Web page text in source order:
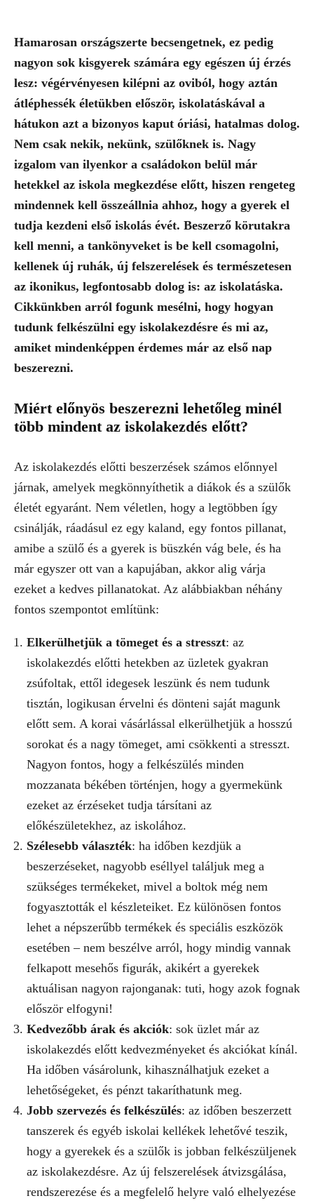
Hamarosan országszerte becsengetnek, ez pedig
nagyon sok kisgyerek számára egy egészen új érzés
lesz: végérvényesen kilépni az oviból, hogy aztán
átléphessék életükben először, iskolatáskával a
hátukon azt a bizonyos kaput óriási, hatalmas dolog.
Nem csak nekik, nekünk, szülőknek is. Nagy
izgalom van ilyenkor a családokon belül már
hetekkel az iskola megkezdése előtt, hiszen rengeteg
mindennek kell összeállnia ahhoz, hogy a gyerek el
tudja kezdeni első iskolás évét. Beszerző körutakra
kell menni, a tankönyveket is be kell csomagolni,
kellenek új ruhák, új felszerelések és természetesen
az ikonikus, legfontosabb dolog is: az iskolatáska.
Cikkünkben arról fogunk mesélni, hogy hogyan
tudunk felkészülni egy iskolakezdésre és mi az,
amiket mindenképpen érdemes már az első nap
beszerezni.
Miért előnyös beszerezni lehetőleg minél
több mindent az iskolakezdés előtt?
Az iskolakezdés előtti beszerzések számos előnnyel
járnak, amelyek megkönnyíthetik a diákok és a szülők
életét egyaránt. Nem véletlen, hogy a legtöbben így
csinálják, ráadásul ez egy kaland, egy fontos pillanat,
amibe a szülő és a gyerek is büszkén vág bele, és ha
már egyszer ott van a kapujában, akkor alig várja
ezeket a kedves pillanatokat. Az alábbiakban néhány
fontos szempontot említünk:
Elkerülhetjük a tömeget és a stresszt: az
iskolakezdés előtti hetekben az üzletek gyakran
zsúfoltak, ettől idegesek leszünk és nem tudunk
tisztán, logikusan érvelni és dönteni saját magunk
előtt sem. A korai vásárlással elkerülhetjük a hosszú
sorokat és a nagy tömeget, ami csökkenti a stresszt.
Nagyon fontos, hogy a felkészülés minden
mozzanata békében történjen, hogy a gyermekünk
ezeket az érzéseket tudja társítani az
előkészületekhez, az iskolához.
Szélesebb választék: ha időben kezdjük a
beszerzéseket, nagyobb eséllyel találjuk meg a
szükséges termékeket, mivel a boltok még nem
fogyasztották el készleteiket. Ez különösen fontos
lehet a népszerűbb termékek és speciális eszközök
esetében – nem beszélve arról, hogy mindig vannak
felkapott mesehős figurák, akikért a gyerekek
aktuálisan nagyon rajonganak: tuti, hogy azok fognak
először elfogyni!
Kedvezőbb árak és akciók: sok üzlet már az
iskolakezdés előtt kedvezményeket és akciókat kínál.
Ha időben vásárolunk, kihasználhatjuk ezeket a
lehetőségeket, és pénzt takaríthatunk meg.
Jobb szervezés és felkészülés: az időben beszerzett
tanszerek és egyéb iskolai kellékek lehetővé teszik,
hogy a gyerekek és a szülők is jobban felkészüljenek
az iskolakezdésre. Az új felszerelések átvizsgálása,
rendszerezése és a megfelelő helyre való elhelyezése